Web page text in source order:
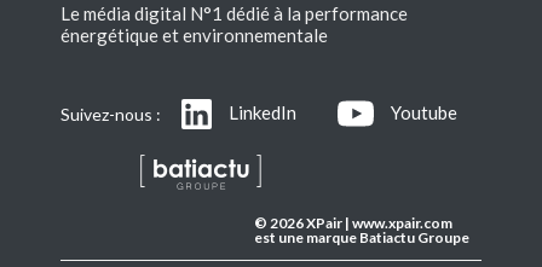
Le média digital N°1 dédié à la performance
énergétique et environnementale
Suivez-nous : LinkedIn Youtube
© 2026 XPair | www.xpair.com
est une marque Batiactu Groupe